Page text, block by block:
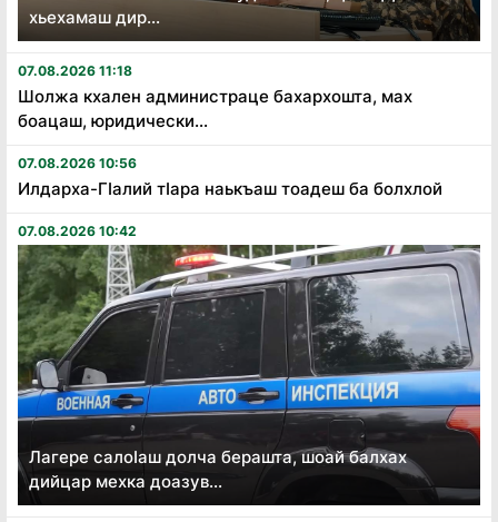
хьехамаш дир...
07.08.2026 11:18
Шолжа кхален администраце бахархошта, мах
боацаш, юридически...
07.08.2026 10:56
Илдарха-Гӏалий тӏара наькъаш тоадеш ба болхлой
07.08.2026 10:42
Лагере салоӏаш долча берашта, шоай балхах
дийцар мехка доазув...